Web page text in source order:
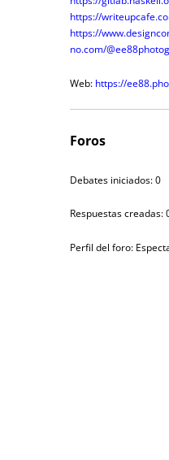
https://
https://
no.com/
Web: https://
Foros
Debates iniciados: 0
Respuestas creadas:
Perfil del foro: